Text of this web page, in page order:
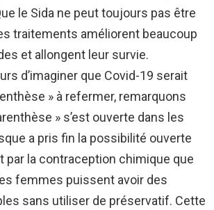
le Sida ne peut toujours pas être
traitements améliorent beaucoup
et allongent leur survie.
d’imaginer que Covid-19 serait
» à refermer, remarquons
» s’est ouverte dans les
a pris fin la possibilité ouverte
par la contraception chimique que
femmes puissent avoir des
sans utiliser de préservatif. Cette